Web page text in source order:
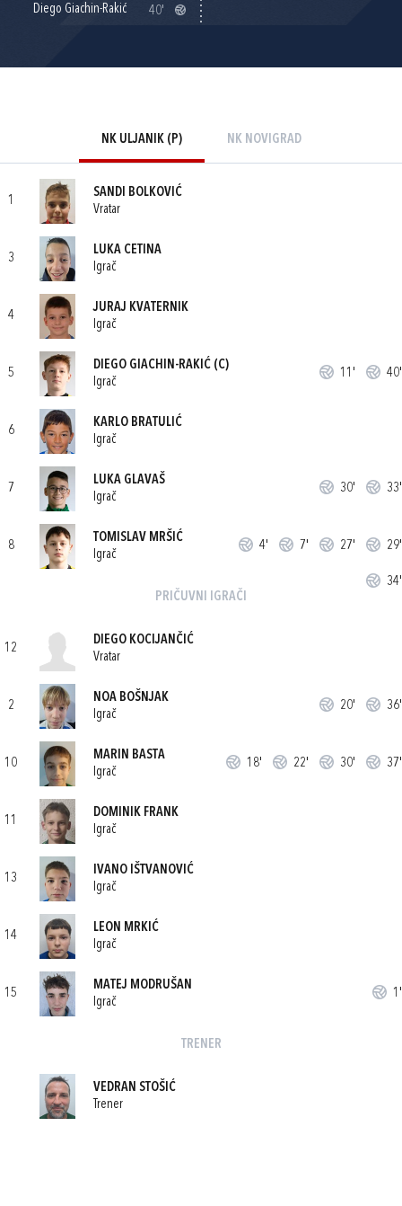
Diego Giachin-Rakić
40'
NK ULJANIK (P) NK NOVIGRAD
1
SANDI BOLKOVIĆ
Vratar
3
LUKA CETINA
Igrač
4
JURAJ KVATERNIK
Igrač
5
DIEGO GIACHIN-RAKIĆ (C)
Igrač
11' 40'
6
KARLO BRATULIĆ
Igrač
7
LUKA GLAVAŠ
Igrač
30' 33'
8
TOMISLAV MRŠIĆ
Igrač
4' 7' 27' 29'
34'
PRIČUVNI IGRAČI
12
DIEGO KOCIJANČIĆ
Vratar
2
NOA BOŠNJAK
Igrač
20' 36'
10
MARIN BASTA
Igrač
18' 22' 30' 37'
11
DOMINIK FRANK
Igrač
13
IVANO IŠTVANOVIĆ
Igrač
14
LEON MRKIĆ
Igrač
15
MATEJ MODRUŠAN
Igrač
1'
TRENER
VEDRAN STOŠIĆ
Trener